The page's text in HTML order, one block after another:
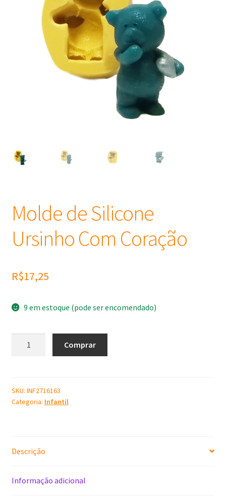
Óleos
Molde de Silicone
Ursinho Com Coração
R$17,25
9 em estoque (pode ser encomendado)
Com
Coração
Comprar
SKU: INF2716163
Categoria: Infantil
Descrição
Informação adicional